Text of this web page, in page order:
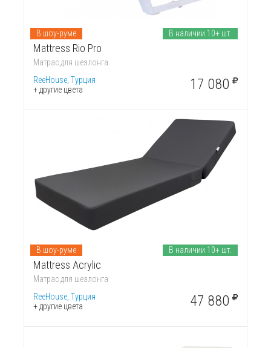
Mattress Rio Pro
Матрас для шезлонга
ReeHouse, Турция
+ другие цвета
В шоу-руме В наличии 10+ шт.
17 080
Mattress Acrylic
Матрас для шезлонга
ReeHouse, Турция
+ другие цвета
В шоу-руме В наличии 10+ шт.
47 880